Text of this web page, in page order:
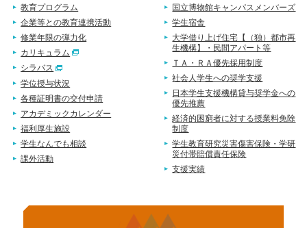
教育プログラム
企業等との教育連携活動
修業年限の弾力化
カリキュラム
シラバス
学位授与状況
各種証明書の交付申請
アカデミックカレンダー
福利厚生施設
学生なんでも相談
課外活動
国立博物館キャンパスメンバーズ
学生宿舎
大学借り上げ住宅【（独）都市再
生機構】・民間アパート等
ＴＡ・ＲＡ優先採用制度
社会人学生への奨学支援
日本学生支援機構貸与奨学金への
優先推薦
経済的困窮者に対する授業料免除
制度
学生教育研究災害傷害保険・学研
災付帯賠償責任保険
支援実績